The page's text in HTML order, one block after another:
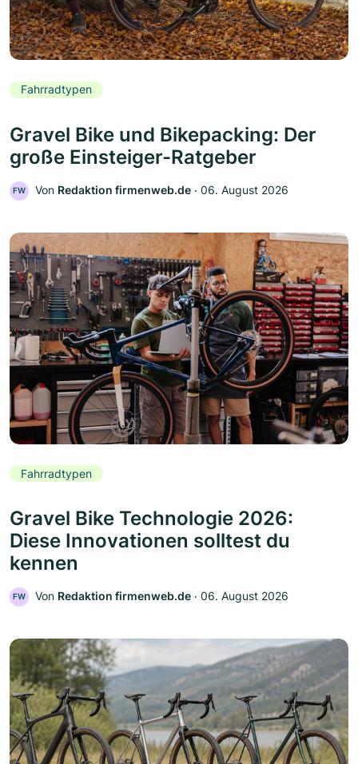
Fahrradtypen
Gravel Bike und Bikepacking: Der
große Einsteiger-Ratgeber
FW Von Redaktion firmenweb.de ‧ 06. August 2026
Fahrradtypen
Gravel Bike Technologie 2026:
Diese Innovationen solltest du
kennen
FW Von Redaktion firmenweb.de ‧ 06. August 2026